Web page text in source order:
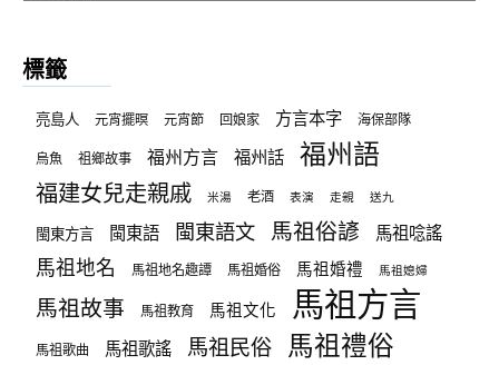
標籤
亮島人 元宵擺暝 元宵節 回娘家 方言本字 海保部隊
烏魚 祖鄉故事 福州方言 福州話 福州語
福建女兒走親戚 米湯 老酒 表演 走親 送九
閩東方言 閩東語 閩東語文 馬祖俗諺 馬祖唸謠
馬祖地名 馬祖地名趣譚 馬祖婚俗 馬祖婚禮 馬祖媳婦
馬祖故事 馬祖教育 馬祖文化 馬祖方言
馬祖歌曲 馬祖歌謠 馬祖民俗 馬祖禮俗